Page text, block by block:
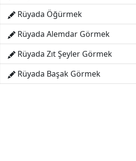
Rüyada Öğürmek
Rüyada Alemdar Görmek
Rüyada Zıt Şeyler Görmek
Rüyada Başak Görmek